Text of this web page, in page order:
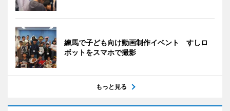
練馬で子ども向け動画制作イベント すしロ
ボットをスマホで撮影
もっと見る